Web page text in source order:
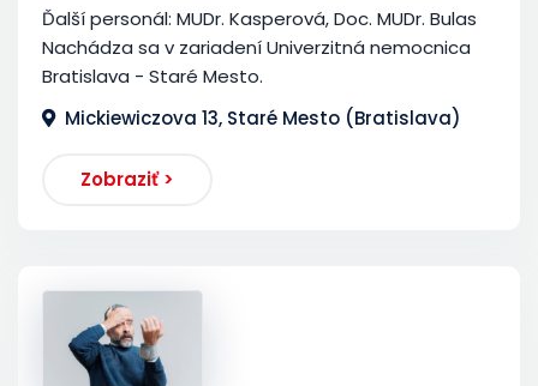
Ďalší personál: MUDr. Kasperová, Doc. MUDr. Bulas
Nachádza sa v zariadení Univerzitná nemocnica
Bratislava - Staré Mesto.
Mickiewiczova 13, Staré Mesto (Bratislava)
Zobraziť >